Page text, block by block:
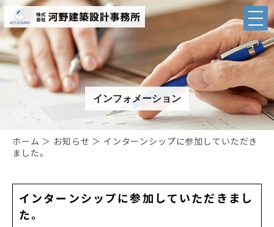
インフォメーション
ホーム ＞ お知らせ ＞ インターンシップに参加していただき
ました。
インターンシップに参加していただきまし
た。